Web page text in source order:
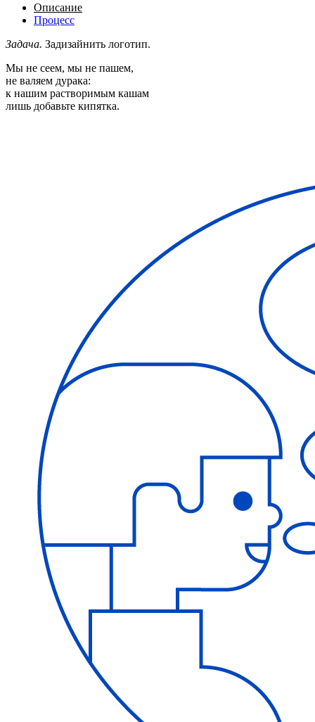
Описание
Процесс
Задача. Задизайнить логотип.
Мы не сеем, мы не пашем,
не валяем дурака:
к нашим растворимым кашам
лишь добавьте кипятка.